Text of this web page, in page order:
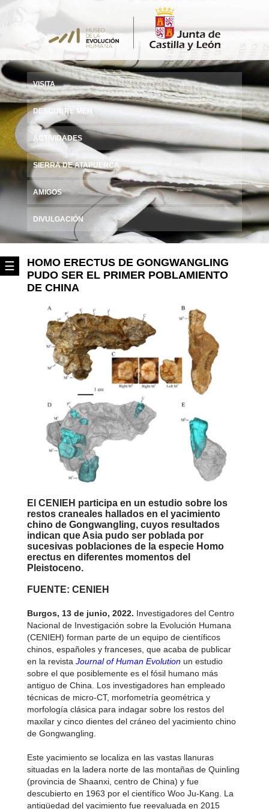
☰
VISITA
DESCUBRE MEH
ACTIVIDADES
SIERRA DE ATAPUERCA
AMIGOS
DIVULGACIÓN
HOMO ERECTUS DE GONGWANGLING
PUDO SER EL PRIMER POBLAMIENTO
DE CHINA
El CENIEH participa en un estudio sobre los
restos craneales hallados en el yacimiento
chino de Gongwangling, cuyos resultados
indican que Asia pudo ser poblada por
sucesivas poblaciones de la especie Homo
erectus en diferentes momentos del
Pleistoceno.
FUENTE: CENIEH
Burgos, 13 de junio, 2022. Investigadores del Centro
Nacional de Investigación sobre la Evolución Humana
(CENIEH) forman parte de un equipo de científicos
chinos, españoles y franceses, que acaba de publicar
en la revista Journal of Human Evolutionun estudio
sobre el que posiblemente es el fósil humano más
antiguo de China. Los investigadores han empleado
técnicas de micro-CT, morfometría geométrica y
morfología clásica para indagar sobre los restos del
maxilar y cinco dientes del cráneo del yacimiento chino
de Gongwangling.
Este yacimiento se localiza en las vastas llanuras
situadas en la ladera norte de las montañas de Quinling
(provincia de Shaanxi, centro de China) y fue
descubierto en 1963 por el científico Woo Ju-Kang. La
antigüedad del yacimiento fue reevaluada en 2015